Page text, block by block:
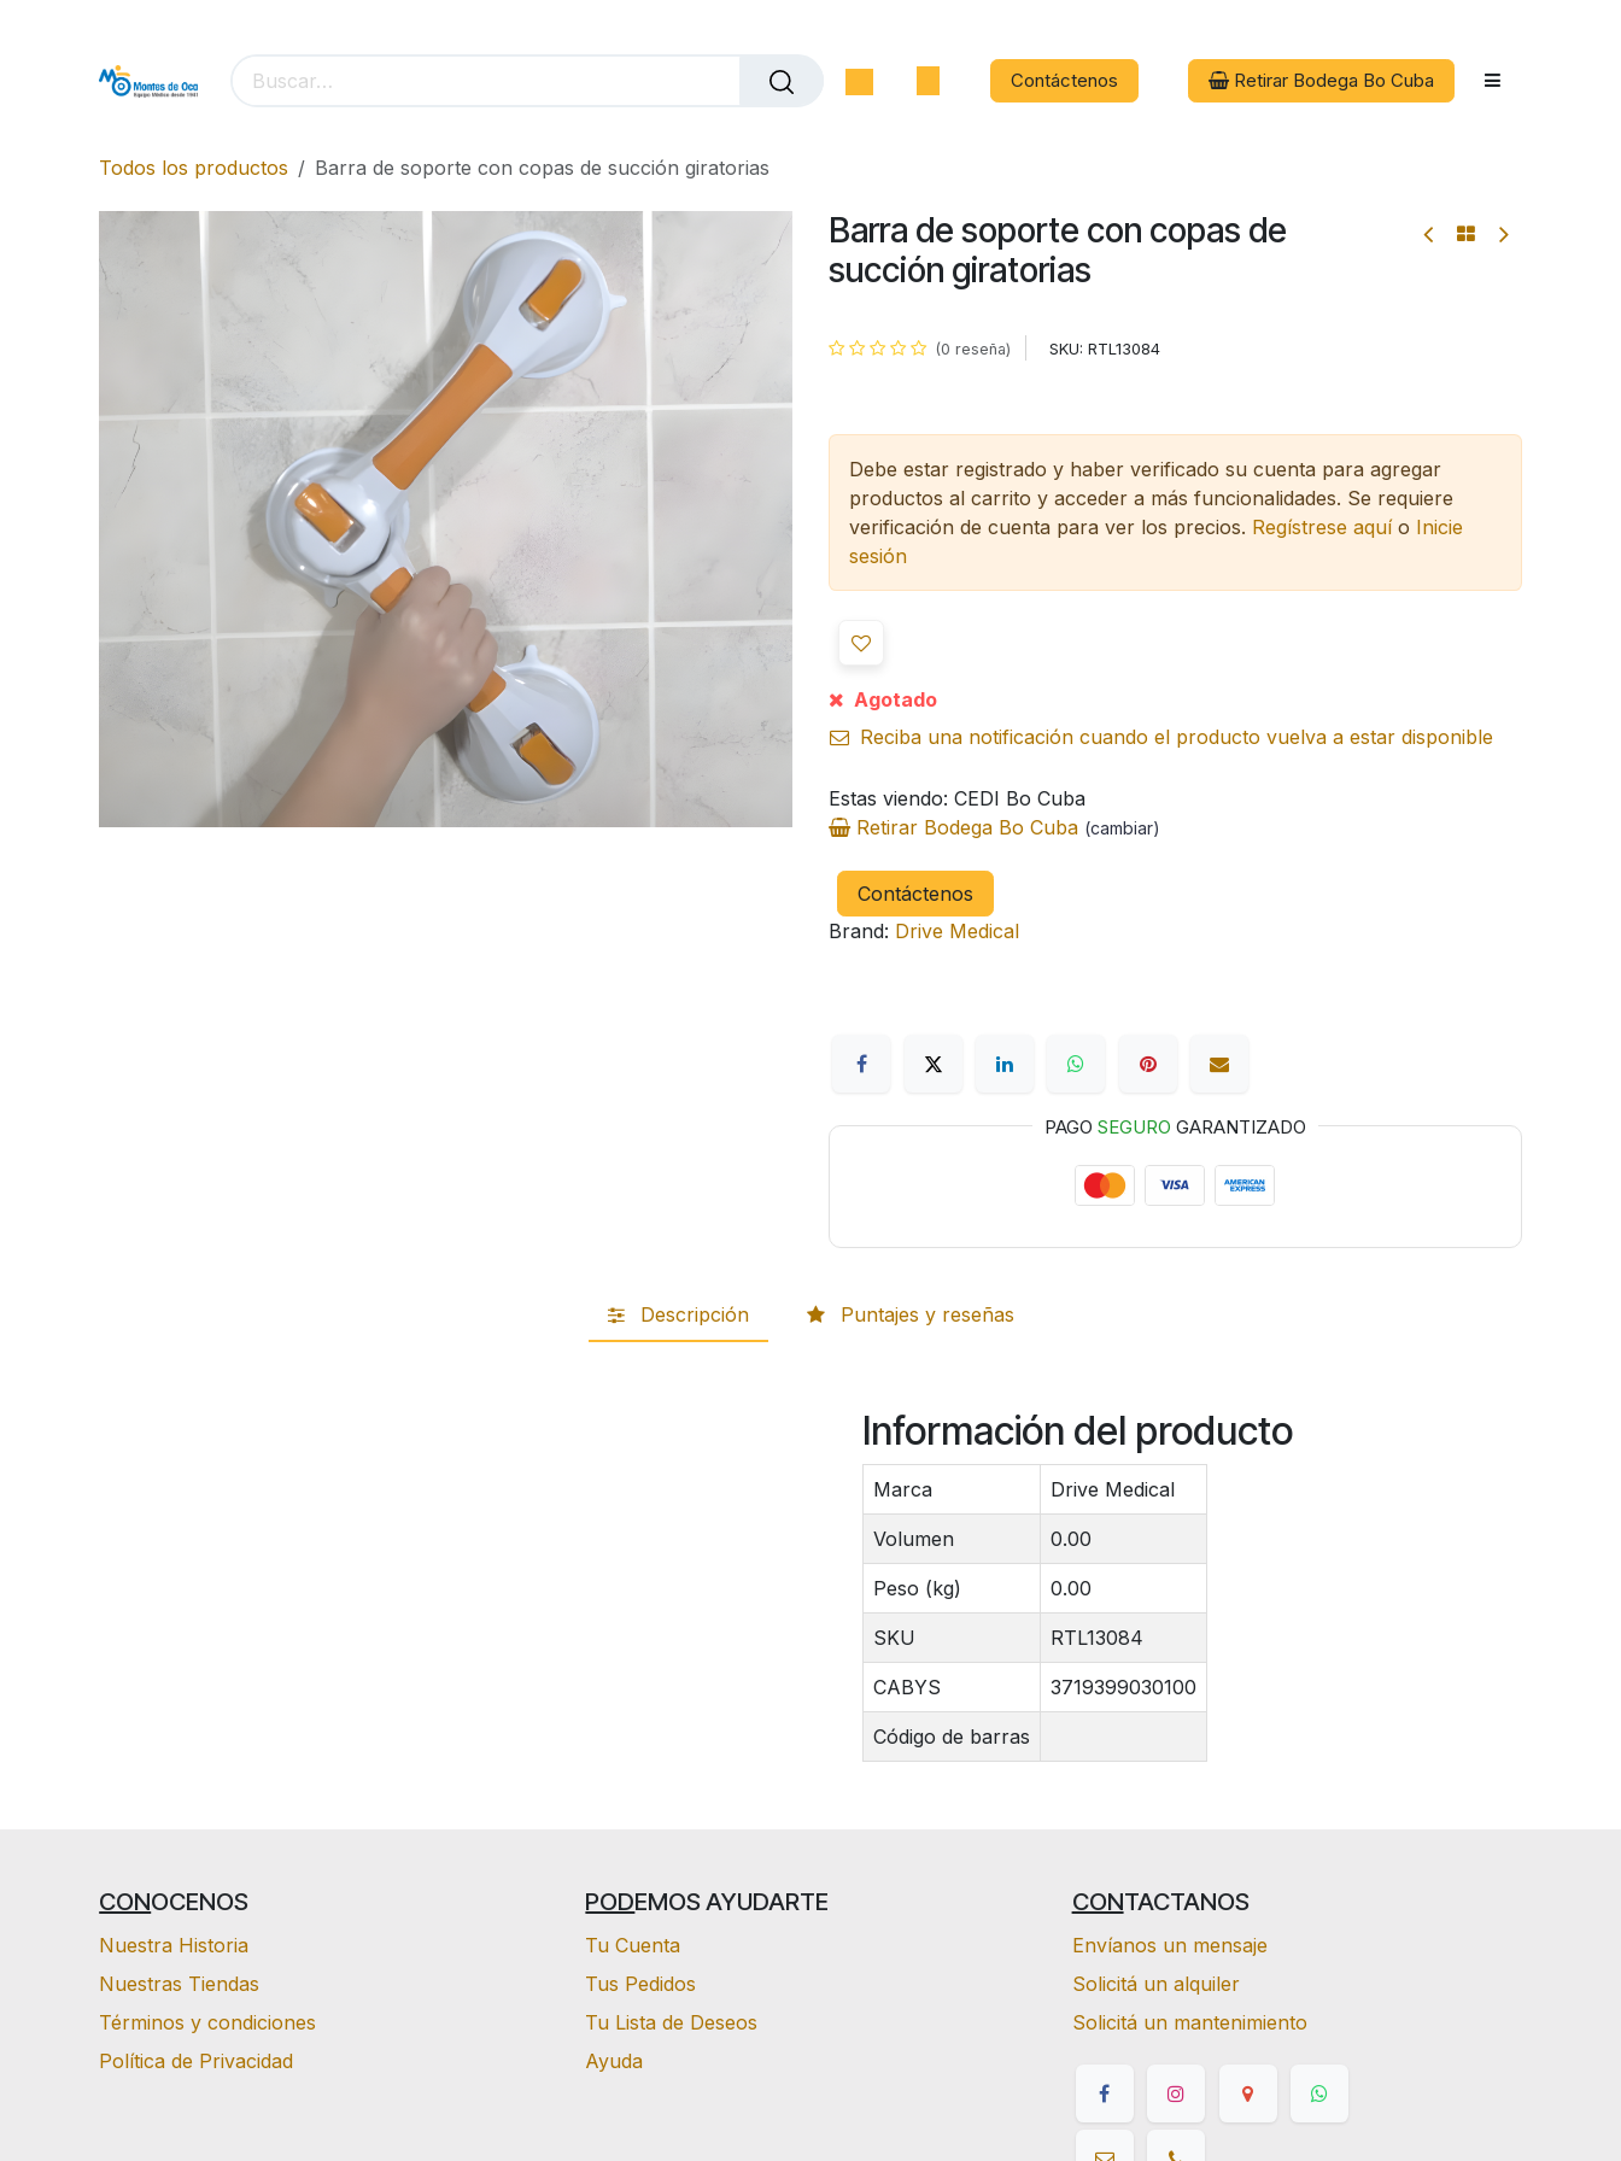
Contáctenos Retirar Bodega Bo Cuba
Todos los productos Barra de soporte con copas de succión giratorias
Barra de soporte con copas de
succión giratorias
(0 reseña) SKU: RTL13084
Debe estar registrado y haber verificado su cuenta para agregar
productos al carrito y acceder a más funcionalidades. Se requiere
verificación de cuenta para ver los precios. Regístrese aquío Inicie
sesión
Agotado
Reciba una notificación cuando el producto vuelva a estar disponible
Estas viendo: CEDI Bo Cuba
Retirar Bodega Bo Cuba (cambiar)
Contáctenos
Brand: Drive Medical
PAGO SEGURO GARANTIZADO
Descripción Puntajes y reseñas
Información del producto
Marca Drive Medical
Volumen 0.00
Peso (kg) 0.00
SKU RTL13084
CABYS 3719399030100
Código de barras
CONOCENOS
Nuestra Historia
Nuestras Tiendas
Términos y condiciones
Política de Privacidad
PODEMOS AYUDARTE
Tu Cuenta
Tus Pedidos
Tu Lista de Deseos
Ayuda
CONTACTANOS
Envíanos un mensaje
Solicitá un alquiler
Solicitá un mantenimiento